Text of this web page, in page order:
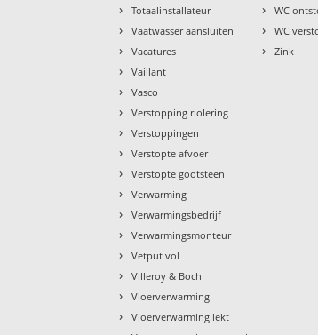
› Totaalinstallateur
› Vaatwasser aansluiten
› Vacatures
› Vaillant
› Vasco
› Verstopping riolering
› Verstoppingen
› Verstopte afvoer
› Verstopte gootsteen
› Verwarming
› Verwarmingsbedrijf
› Verwarmingsmonteur
› Vetput vol
› Villeroy & Boch
› Vloerverwarming
› Vloerverwarming lekt
› WC
› WC
› Zink